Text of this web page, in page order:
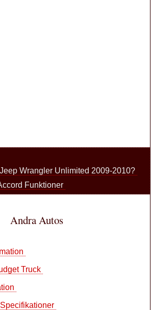
Wrangler Unlimited 2009-2010?
Funktioner
Andra Autos
Truck